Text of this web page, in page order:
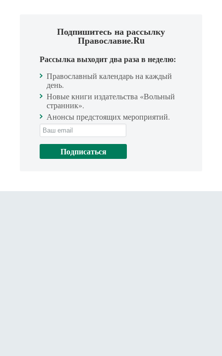
Подпишитесь на рассылку
Православие.Ru
Рассылка выходит два раза в неделю:
Православный календарь на каждый
день.
Новые книги издательства «Вольный
странник».
Анонсы предстоящих мероприятий.